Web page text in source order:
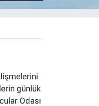
günlük
Odası